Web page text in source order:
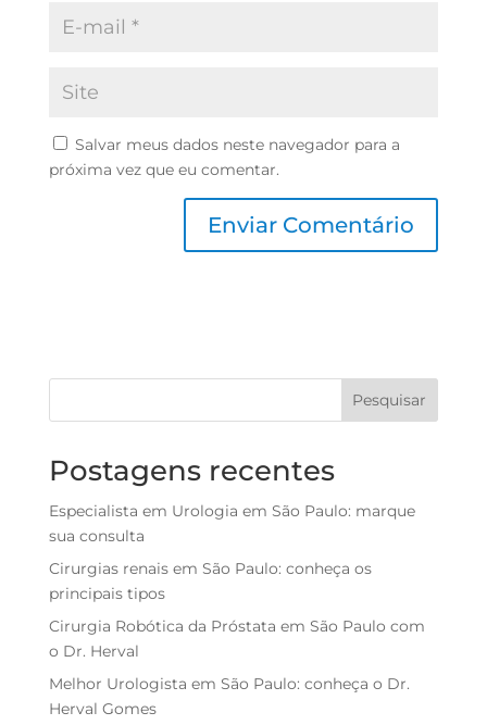
Salvar meus dados neste navegador para a
próxima vez que eu comentar.
Pesquisar
Postagens recentes
Especialista em Urologia em São Paulo: marque
sua consulta
Cirurgias renais em São Paulo: conheça os
principais tipos
Cirurgia Robótica da Próstata em São Paulo com
o Dr. Herval
Melhor Urologista em São Paulo: conheça o Dr.
Herval Gomes